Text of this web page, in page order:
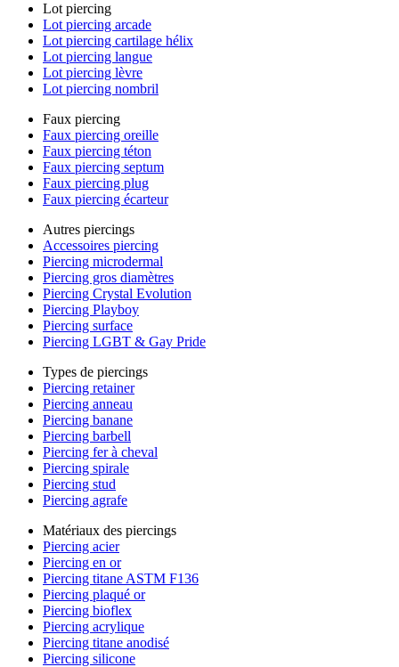
Lot piercing
Lot piercing arcade
Lot piercing cartilage hélix
Lot piercing langue
Lot piercing lèvre
Lot piercing nombril
Faux piercing
Faux piercing oreille
Faux piercing téton
Faux piercing septum
Faux piercing plug
Faux piercing écarteur
Autres piercings
Accessoires piercing
Piercing microdermal
Piercing gros diamètres
Piercing Crystal Evolution
Piercing Playboy
Piercing surface
Piercing LGBT & Gay Pride
Types de piercings
Piercing retainer
Piercing anneau
Piercing banane
Piercing barbell
Piercing fer à cheval
Piercing spirale
Piercing stud
Piercing agrafe
Matériaux des piercings
Piercing acier
Piercing en or
Piercing titane ASTM F136
Piercing plaqué or
Piercing bioflex
Piercing acrylique
Piercing titane anodisé
Piercing silicone